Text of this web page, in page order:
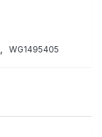
WG1495405